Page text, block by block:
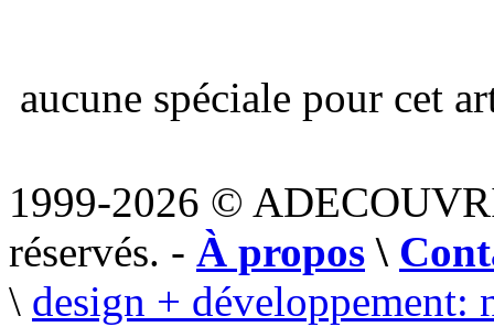
aucune spéciale pour cet
1999-2026 ©
réservés. - À propos \
\ design + développement: